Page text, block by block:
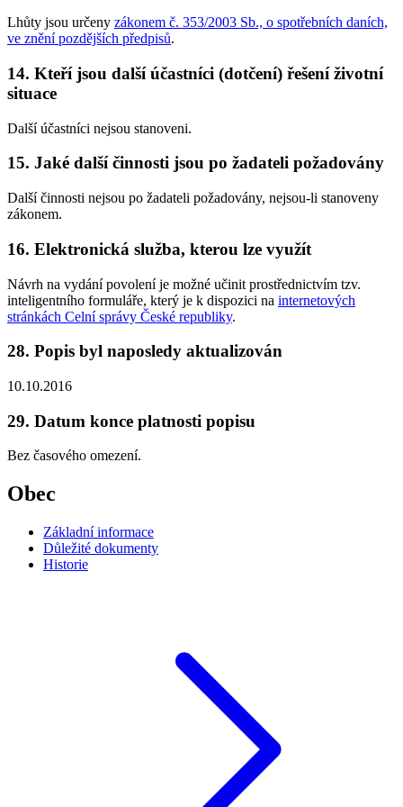
Lhůty jsou určeny zákonem č. 353/2003 Sb., o spotřebních daních,
ve znění pozdějších předpisů.
14. Kteří jsou další účastníci (dotčení) řešení životní
situace
Další účastníci nejsou stanoveni.
15. Jaké další činnosti jsou po žadateli požadovány
Další činnosti nejsou po žadateli požadovány, nejsou-li stanoveny
zákonem.
16. Elektronická služba, kterou lze využít
Návrh na vydání povolení je možné učinit prostřednictvím tzv.
inteligentního formuláře, který je k dispozici na internetových
stránkách Celní správy České republiky.
28. Popis byl naposledy aktualizován
10.10.2016
29. Datum konce platnosti popisu
Bez časového omezení.
Obec
Základní informace
Důležité dokumenty
Historie